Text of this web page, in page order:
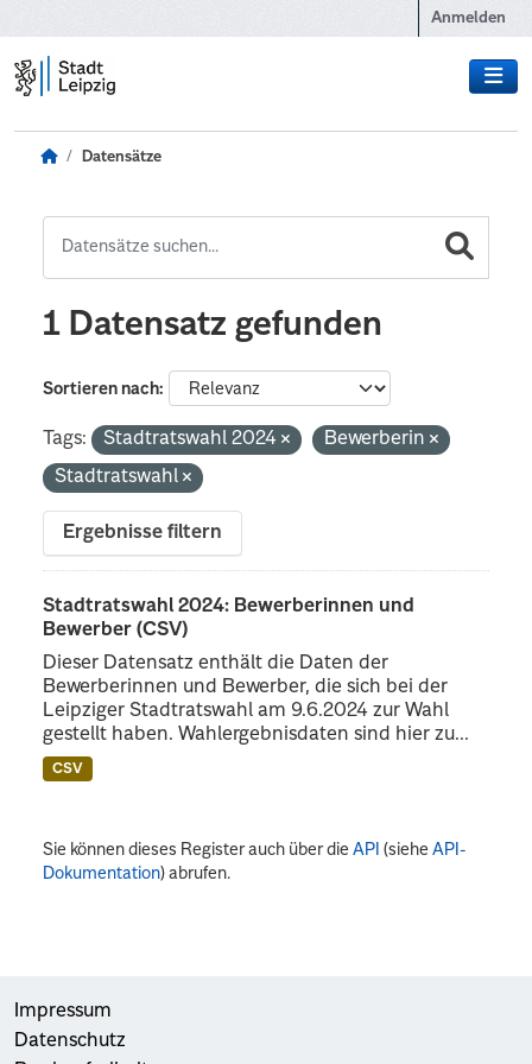
Anmelden
Datensätze
1 Datensatz gefunden
Sortieren nach
Tags: Stadtratswahl 2024
Bewerberin
Stadtratswahl
Ergebnisse filtern
Stadtratswahl 2024: Bewerberinnen und
Bewerber (CSV)
Dieser Datensatz enthält die Daten der
Bewerberinnen und Bewerber, die sich bei der
Leipziger Stadtratswahl am 9.6.2024 zur Wahl
gestellt haben. Wahlergebnisdaten sind hier zu...
CSV
Sie können dieses Register auch über dieAPI (sieheAPI-
Dokumentation) abrufen.
Impressum
Datenschutz